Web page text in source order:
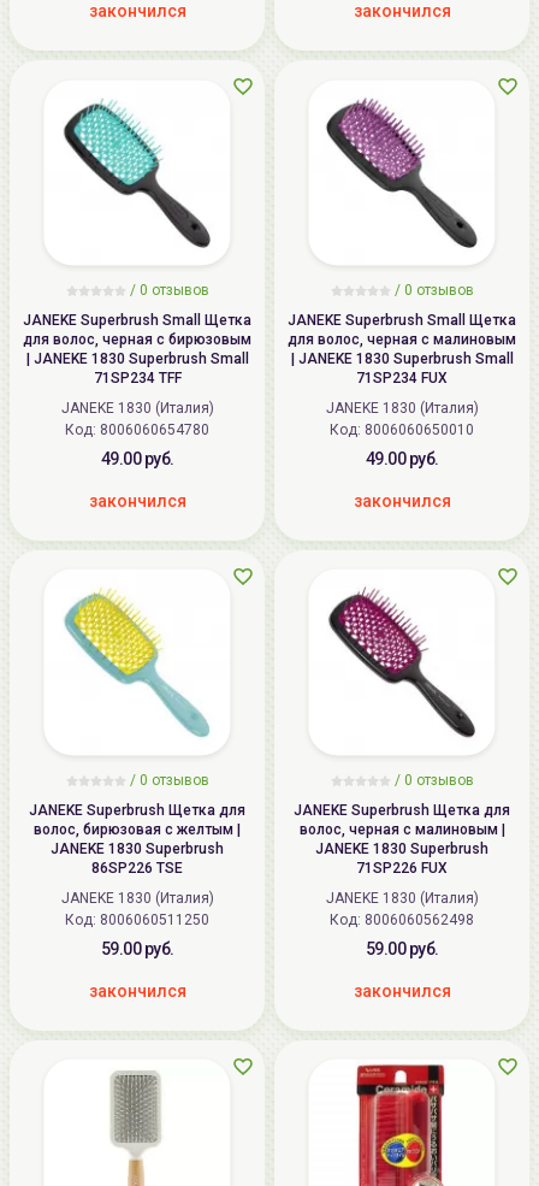
закончился закончился
/ 0 отзывов
JANEKE Superbrush Small Щетка
для волос, черная с бирюзовым
| JANEKE 1830 Superbrush Small
71SP234 TFF
JANEKE 1830 (Италия)
Код: 8006060654780
49.00 руб.
закончился
/ 0 отзывов
JANEKE Superbrush Small Щетка
для волос, черная с малиновым
| JANEKE 1830 Superbrush Small
71SP234 FUX
JANEKE 1830 (Италия)
Код: 8006060650010
49.00 руб.
закончился
/ 0 отзывов
JANEKE Superbrush Щетка для
волос, бирюзовая с желтым |
JANEKE 1830 Superbrush
86SP226 TSE
JANEKE 1830 (Италия)
Код: 8006060511250
59.00 руб.
закончился
/ 0 отзывов
JANEKE Superbrush Щетка для
волос, черная с малиновым |
JANEKE 1830 Superbrush
71SP226 FUX
JANEKE 1830 (Италия)
Код: 8006060562498
59.00 руб.
закончился